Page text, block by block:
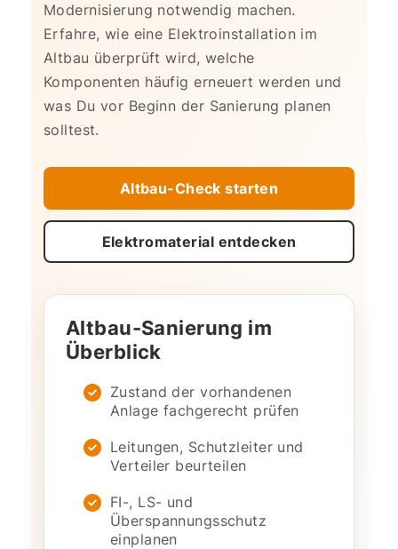
Modernisierung notwendig machen.
Erfahre, wie eine Elektroinstallation im
Altbau überprüft wird, welche
Komponenten häufig erneuert werden und
was Du vor Beginn der Sanierung planen
solltest.
Altbau-Check starten
Elektromaterial entdecken
Altbau-Sanierung im
Überblick
Zustand der vorhandenen
Anlage fachgerecht prüfen
Leitungen, Schutzleiter und
Verteiler beurteilen
FI-, LS- und
Überspannungsschutz
einplanen